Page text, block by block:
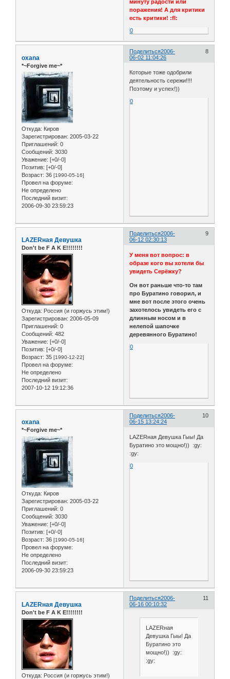
минуту радости или
поражения! А для критики
есть критики! :fl:
0
Поделиться 8
2006-
06-02 11:04:26
oxana
*~Forgive me~*
Откуда: Киров
Зарегистрирован: 2005-03-22
Приглашений: 0
Сообщений: 3030
Уважение: [+0/-0]
Позитив: [+0/-0]
Возраст: 36 [1990-05-16]
Провел на форуме:
Не определено
Последний визит:
2006-09-30 23:59:23
Которые тоже одобрили
деятельность сережи!!!!
Поэтому и успех!))
0
Поделиться 9
2006-
06-12 02:30:13
LAZERная Девушка
Don't be F A K E!!!!!!!!
Откуда: Россия (и горжусь этим!)
Зарегистрирован: 2006-05-09
Приглашений: 0
Сообщений: 482
Уважение: [+0/-0]
Позитив: [+0/-0]
Возраст: 35 [1990-12-22]
Провел на форуме:
Не определено
Последний визит:
2007-10-12 19:12:36
У меня вот вопрос: в
образе кого вы хотели бы
увидеть Серёжку?
Он вот раньше что-то там
про Буратино говорил, и
мне вот после этого очень
захотелось увидеть его с
длинным носом и в
нелепой шапочке
деревянного Буратино!
0
Поделиться 10
2006-
06-15 13:24:24
oxana
*~Forgive me~*
Откуда: Киров
Зарегистрирован: 2005-03-22
Приглашений: 0
Сообщений: 3030
Уважение: [+0/-0]
Позитив: [+0/-0]
Возраст: 36 [1990-05-16]
Провел на форуме:
Не определено
Последний визит:
2006-09-30 23:59:23
LAZERная Девушка Гыы! Да
Буратино это мощно!)) :gy:
:gy:
0
Поделиться 11
2006-
06-16 00:10:32
LAZERная Девушка
Don't be F A K E!!!!!!!!
Откуда: Россия (и горжусь этим!)
LAZERная
Девушка Гыы! Да
Буратино это
мощно!)) :gy:
:gy: